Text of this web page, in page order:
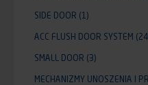
SIDE DOOR (1)
ACC FLUSH DOOR SYSTEM
SMALL DOOR (3)
MECHANIZMY UNOSZENIA I